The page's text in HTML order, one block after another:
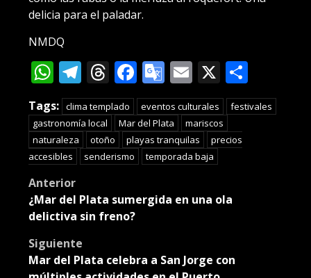
delicia para el paladar.
NMDQ
WhatsApp
Telegram
Threads
Facebook
Google
Translate
Email
X
Tags: clima templado eventos culturales
festivales
gastronomía local
Mar del Plata
mariscos
naturaleza
otoño playas tranquilas
precios
accesibles
senderismo temporada baja
Post
navigation
Anterior
¿Mar del Plata sumergida en una ola
delictiva sin freno?
Siguiente
Mar del Plata celebra a San Jorge con